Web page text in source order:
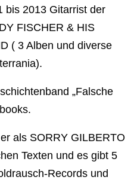
bis 2013 Gitarrist der
FISCHER & HIS
( 3 Alben und diverse
„Falsche
als SORRY GILBERTO
Texten und es gibt 5
Records und